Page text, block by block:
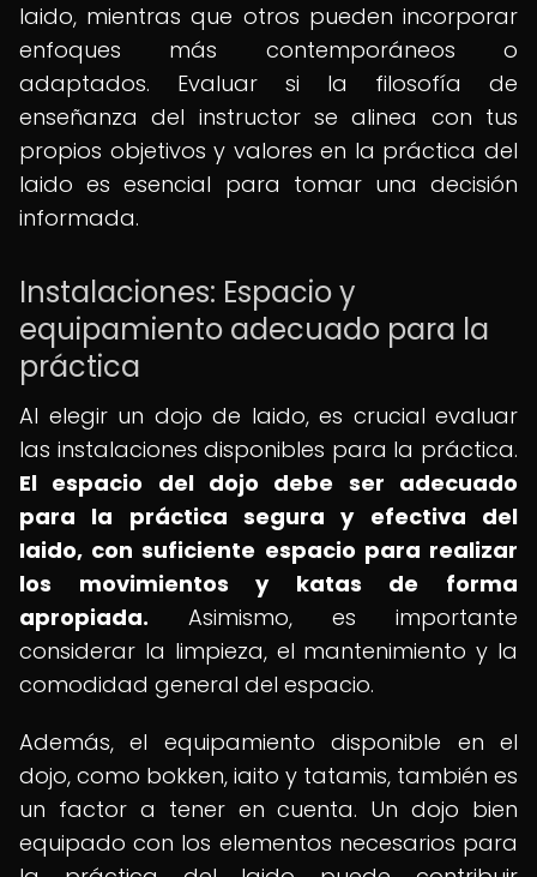
Iaido, mientras que otros pueden incorporar
enfoques más contemporáneos o
adaptados. Evaluar si la filosofía de
enseñanza del instructor se alinea con tus
propios objetivos y valores en la práctica del
Iaido es esencial para tomar una decisión
informada.
Instalaciones: Espacio y
equipamiento adecuado para la
práctica
Al elegir un dojo de Iaido, es crucial evaluar
las instalaciones disponibles para la práctica.
El espacio del dojo debe ser adecuado
para la práctica segura y efectiva del
Iaido, con suficiente espacio para realizar
los movimientos y katas de forma
apropiada. Asimismo, es importante
considerar la limpieza, el mantenimiento y la
comodidad general del espacio.
Además, el equipamiento disponible en el
dojo, como bokken, iaito y tatamis, también es
un factor a tener en cuenta. Un dojo bien
equipado con los elementos necesarios para